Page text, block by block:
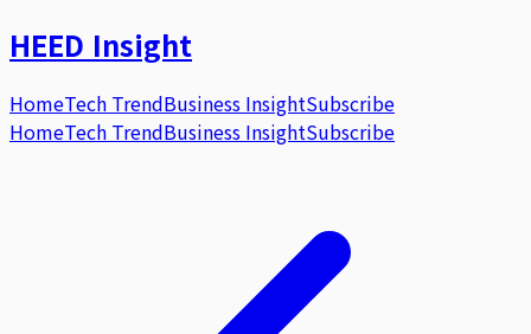
HEED Insight
HomeTech TrendBusiness InsightSubscribe
HomeTech TrendBusiness InsightSubscribe